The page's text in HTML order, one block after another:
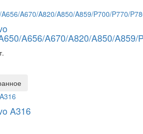
A656/A670/A820/A850/
A316